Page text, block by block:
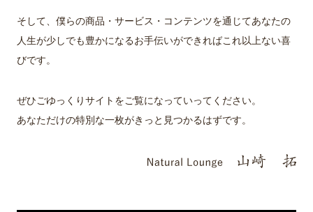
そして、僕らの商品・サービス・コンテンツを通じてあなたの
人生が少しでも豊かになるお手伝いができればこれ以上ない喜
びです。
ぜひごゆっくりサイトをご覧になっていってください。
あなただけの特別な一枚がきっと見つかるはずです。